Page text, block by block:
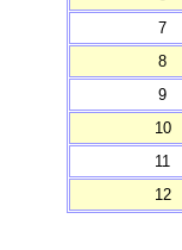
7
8
9
10
11
12